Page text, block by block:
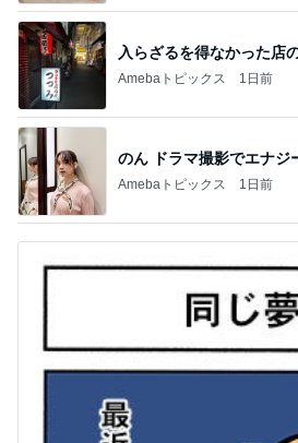
入らざるを得なかった店
Amebaトピックス 1日前
のん ドラマ撮影でエナジ
Amebaトピックス 1日前